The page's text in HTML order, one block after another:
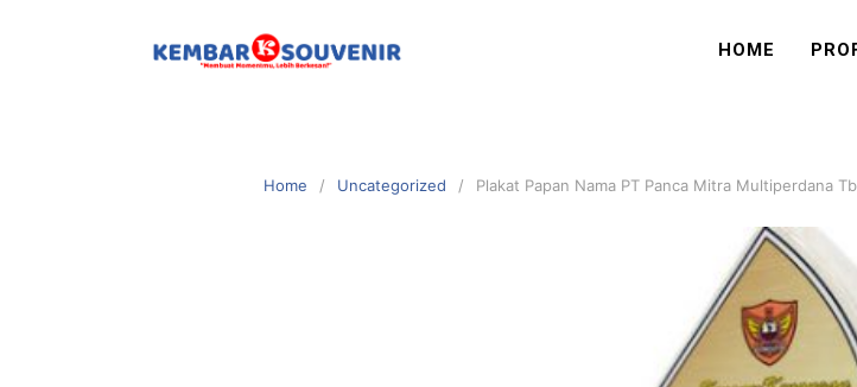
HOME
Home Uncategorized Plakat Papan Nama PT Panca Mitra Multiperdana